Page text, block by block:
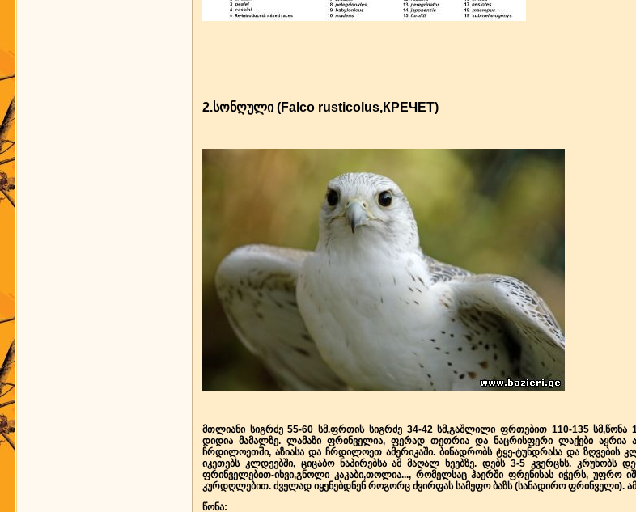
2.სონღული (Falco rusticolus,КРЕЧЕТ)
მთლიანი სიგრძე 55-60 სმ.ფრთის სიგრძე 34-42 სმ,გაშლილი ფრთებით 110-135
დიდია მამალზე. ლამაზი ფრინველია, ფერად თეთრია და ნაცრისფერი ლაქები აყრია
ჩრდილოეთში, აზიასა და ჩრდილოეთ ამერიკაში. ბინადრობს ტყე-ტუნდრასა და ზღვების
იკეთებს კლდეებში, ციცაბო ნაპირებსა ამ მაღალ ხეებზე. დებს 3-5 კვერცხს. კრუხობს
ფრინველებით-იხვი,გნოლი კაკაბი,თოლია..., რომელსაც ჰაერში ფრენისას იჭერს, უფრო
კურდღლებით. ძველად იყენებდნენ როგორც ძვირფას სამეფო ბაზს (სანადირო ფრინველი).
წონა: